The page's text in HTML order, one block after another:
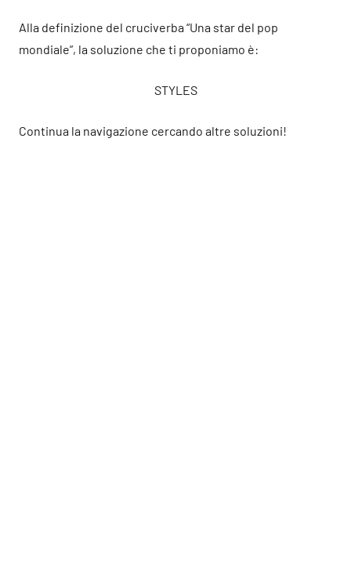
Alla definizione del cruciverba “Una star del pop
mondiale”, la soluzione che ti proponiamo è:
STYLES
Continua la navigazione cercando altre soluzioni!